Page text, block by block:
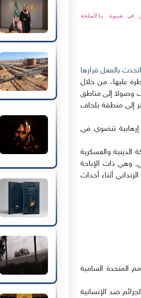
في شبوة بالأسلحة
بالفعل قرارها
عليها، من خلال
وصولا إلى مناطق
إلى منطقة بلحاف
إرهابية تنضوي في
الدينية والعسكرية
منظور ديني. وهي ذات الإباحة
أثناء أحداث
المتحدة السامية
ضد الإنسانية